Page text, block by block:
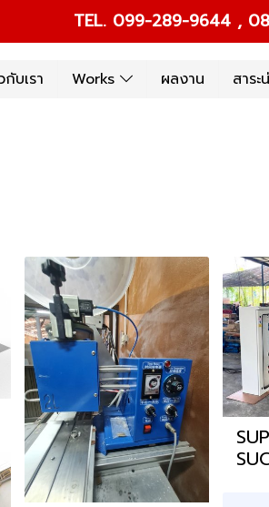
TEL. 099-289-9644 ,
กับเรา Works ผลงาน สาระ